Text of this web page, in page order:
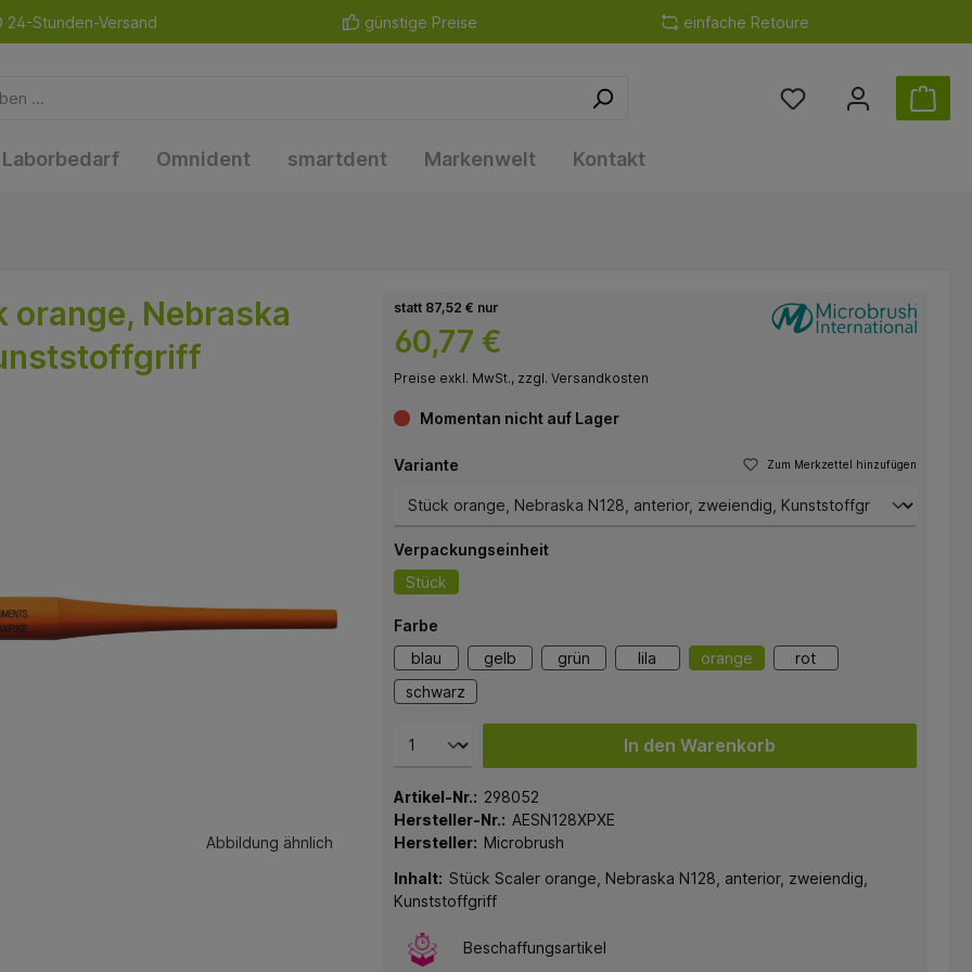
24-Stunden-Versand günstige Preise einfache Retoure
Laborbedarf Omnident smartdent Markenwelt Kontakt
orange, Nebraska
Abbildung ähnlich
statt 87,52 € nur
60,77 €
Preise exkl. MwSt., zzgl. Versandkosten
Momentan nicht auf Lager
Zum Merkzettel hinzufügen
Variante
Verpackungseinheit
Stück
Farbe
blau
gelb grün lila orange
rot
schwarz
In den Warenkorb
Artikel-Nr.: 298052
Hersteller-Nr.: AESN128XPXE
Hersteller: Microbrush
Inhalt: Stück Scaler orange, Nebraska N128, anterior, zweiendig,
Kunststoffgriff
Beschaffungsartikel